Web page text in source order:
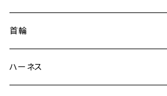
エッセンシャル
ゼロショック
首輪
エッセンシャル
ハーネス